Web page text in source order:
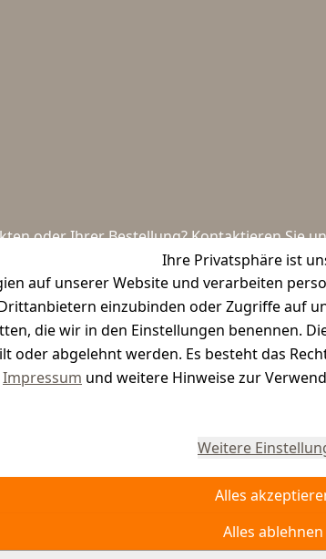
Ihre Privatsphäre ist
auf unserer Website und verarbeiten
einzubinden oder Zugriffe auf
die wir in den Einstellungen benennen.
oder abgelehnt werden. Es besteht das
Impressum und weitere Hinweise zur
Weitere
Alles
Alles ablehnen
oder Ihrer Bestellung? Kontaktieren Sie